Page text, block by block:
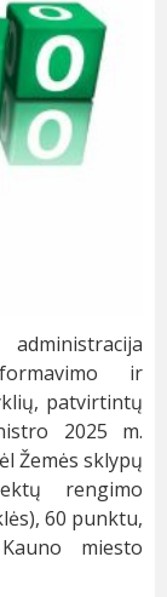
ir
patvirtintų
2025 m.
Žemės sklypų
rengimo
60 punktu,
miesto